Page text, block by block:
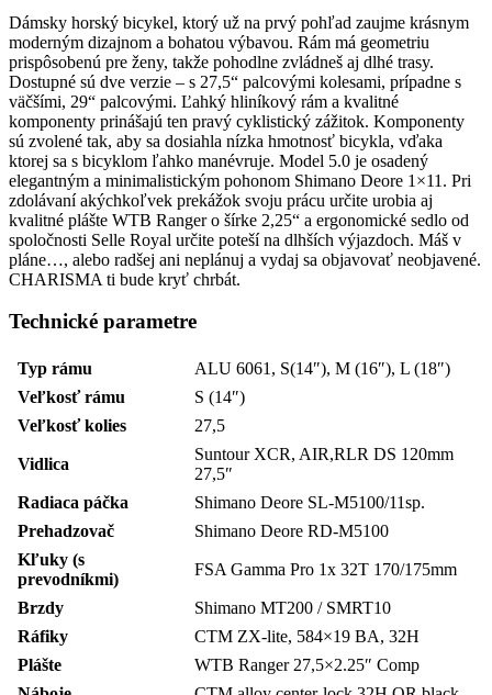
Dámsky horský bicykel, ktorý už na prvý pohľad zaujme krásnym
moderným dizajnom a bohatou výbavou. Rám má geometriu
prispôsobenú pre ženy, takže pohodlne zvládneš aj dlhé trasy.
Dostupné sú dve verzie – s 27,5“ palcovými kolesami, prípadne s
väčšími, 29“ palcovými. Ľahký hliníkový rám a kvalitné
komponenty prinášajú ten pravý cyklistický zážitok. Komponenty
sú zvolené tak, aby sa dosiahla nízka hmotnosť bicykla, vďaka
ktorej sa s bicyklom ľahko manévruje. Model 5.0 je osadený
elegantným a minimalistickým pohonom Shimano Deore 1×11. Pri
zdolávaní akýchkoľvek prekážok svoju prácu určite urobia aj
kvalitné plášte WTB Ranger o šírke 2,25“ a ergonomické sedlo od
spoločnosti Selle Royal určite poteší na dlhších výjazdoch. Máš v
pláne…, alebo radšej ani neplánuj a vydaj sa objavovať neobjavené.
CHARISMA ti bude kryť chrbát.
Technické parametre
Typ rámu
ALU 6061, S(14″), M (16″), L (18″)
Veľkosť rámu
S (14″)
Veľkosť kolies
27,5
Vidlica
Suntour XCR, AIR,RLR DS 120mm
27,5″
Radiaca páčka
Shimano Deore SL-M5100/11sp.
Prehadzovač
Shimano Deore RD-M5100
Kľuky (s
prevodníkmi)
FSA Gamma Pro 1x 32T 170/175mm
Brzdy
Shimano MT200 / SMRT10
Ráfiky
CTM ZX-lite, 584×19 BA, 32H
Plášte
WTB Ranger 27,5×2.25″ Comp